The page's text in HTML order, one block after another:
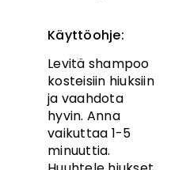
Käyttöohje:
Levitä shampoo
kosteisiin hiuksiin
ja vaahdota
hyvin. Anna
vaikuttaa 1-5
minuuttia.